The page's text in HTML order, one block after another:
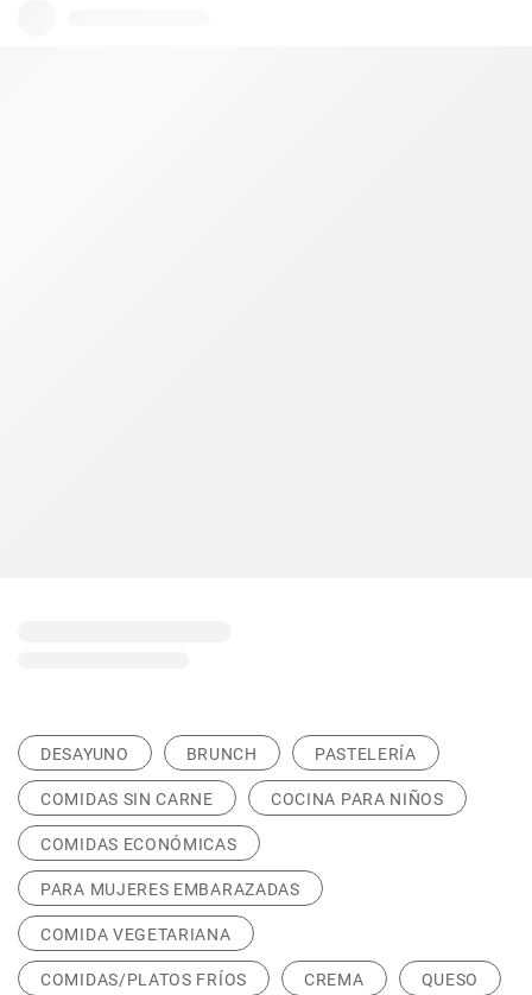
DESAYUNO BRUNCH PASTELERÍA
COMIDAS SIN CARNE COCINA PARA NIÑOS
COMIDAS ECONÓMICAS
PARA MUJERES EMBARAZADAS
COMIDA VEGETARIANA
COMIDAS/PLATOS FRÍOS CREMA QUESO